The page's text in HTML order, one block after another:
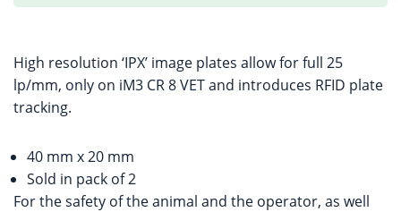
High resolution ‘IPX’ image plates allow for full 25
lp/mm, only on iM3 CR 8 VET and introduces RFID plate
tracking.
40 mm x 20 mm
Sold in pack of 2
For the safety of the animal and the operator, as well